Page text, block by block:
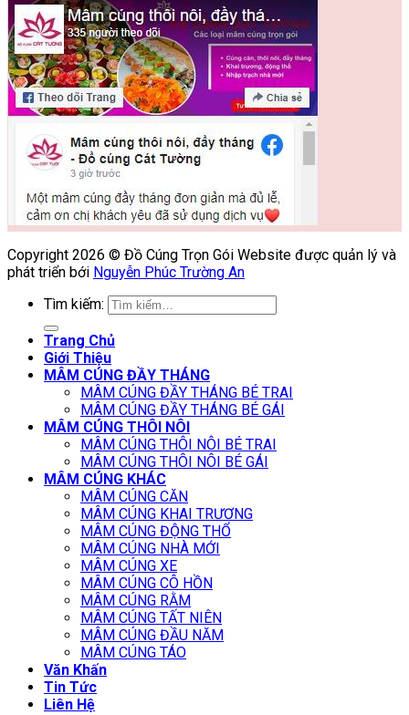
Copyright 2026 © Đồ Cúng Trọn Gói Website được quản lý và
phát triển bới Nguyễn Phúc Trường An
Tìm kiếm:
Trang Chủ
Giới Thiệu
MÂM CÚNG ĐẦY THÁNG
MÂM CÚNG ĐẦY THÁNG BÉ TRAI
MÂM CÚNG ĐẦY THÁNG BÉ GÁI
MÂM CÚNG THÔI NÔI
MÂM CÚNG THÔI NÔI BÉ TRAI
MÂM CÚNG THÔI NÔI BÉ GÁI
MÂM CÚNG KHÁC
MÂM CÚNG CĂN
MÂM CÚNG KHAI TRƯƠNG
MÂM CÚNG ĐỘNG THỔ
MÂM CÚNG NHÀ MỚI
MÂM CÚNG XE
MÂM CÚNG CÔ HỒN
MÂM CÚNG RẰM
MÂM CÚNG TẤT NIÊN
MÂM CÚNG ĐẦU NĂM
MÂM CÚNG TÁO
Văn Khấn
Tin Tức
Liên Hệ